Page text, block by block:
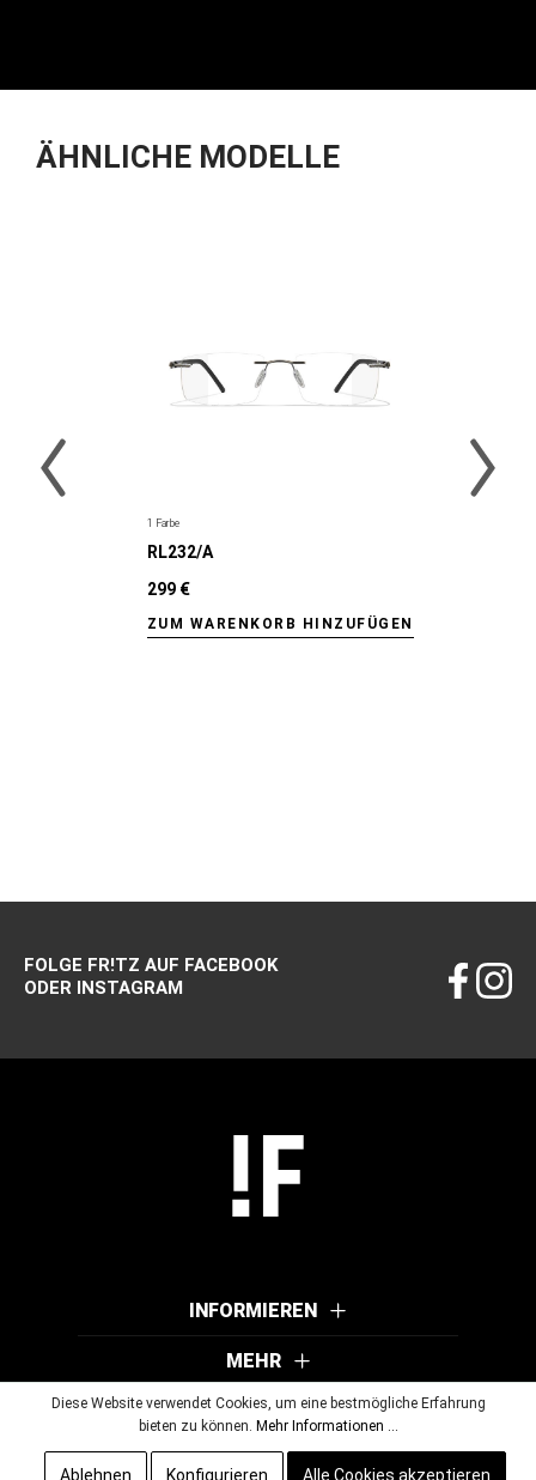
ÄHNLICHE MODELLE
1 Farbe
RL232/A
299 €
ZUM WARENKORB HINZUFÜGEN
FOLGE FR!TZ AUF FACEBOOK
ODER INSTAGRAM
INFORMIEREN
MEHR
© 2026 Wutscher Optik GmbH & Co KG. Alle Rechte vorbehalten.
Diese Website verwendet Cookies, um eine bestmögliche Erfahrung
bieten zu können. Mehr Informationen ...
Ablehnen Konfigurieren Alle Cookies akzeptieren